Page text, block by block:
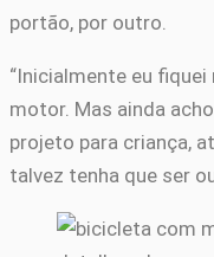
portão, por outro.
“Inicialmente eu
motor. Mas ainda
projeto para criança,
talvez tenha que ser